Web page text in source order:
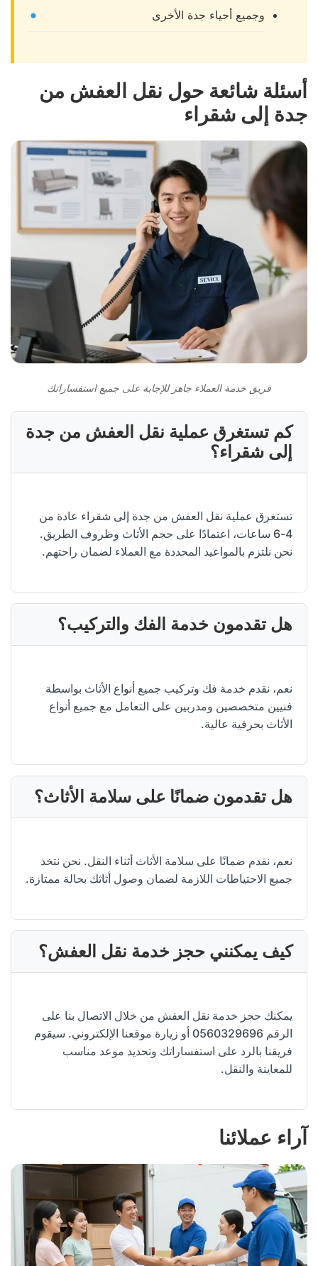
وجميع أحياء جدة الأخرى
أسئلة شائعة حول نقل العفش من
جدة إلى شقراء
فريق خدمة العملاء جاهز للإجابة على جميع استفساراتك
كم تستغرق عملية نقل العفش من جدة
إلى شقراء؟
تستغرق عملية نقل العفش من جدة إلى شقراء عادة من
4-6 ساعات، اعتمادًا على حجم الأثاث وظروف الطريق.
نحن نلتزم بالمواعيد المحددة مع العملاء لضمان راحتهم.
هل تقدمون خدمة الفك والتركيب؟
نعم، نقدم خدمة فك وتركيب جميع أنواع الأثاث بواسطة
فنيين متخصصين ومدربين على التعامل مع جميع أنواع
الأثاث بحرفية عالية.
هل تقدمون ضمانًا على سلامة الأثاث؟
نعم، نقدم ضمانًا على سلامة الأثاث أثناء النقل. نحن نتخذ
جميع الاحتياطات اللازمة لضمان وصول أثاثك بحالة ممتازة.
كيف يمكنني حجز خدمة نقل العفش؟
يمكنك حجز خدمة نقل العفش من خلال الاتصال بنا على
الرقم 0560329696 أو زيارة موقعنا الإلكتروني. سيقوم
فريقنا بالرد على استفساراتك وتحديد موعد مناسب
للمعاينة والنقل.
آراء عملائنا